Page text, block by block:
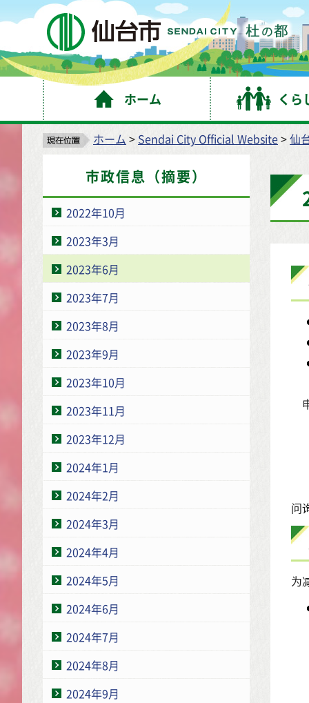
仙
ホーム くら
ホーム > Sendai City Official Website>仙
市政信息（摘要）
2022年10月
2023年3月
2023年6月
2023年7月
2023年8月
2023年9月
2023年10月
2023年11月
2023年12月
2024年1月
2024年2月
2024年3月
2024年4月
2024年5月
2024年6月
2024年7月
2024年8月
2024年9月
问
为